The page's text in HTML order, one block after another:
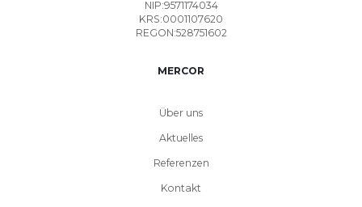
NIP:9571174034
KRS:0001107620
REGON:528751602
MERCOR
Über uns
Aktuelles
Referenzen
Kontakt